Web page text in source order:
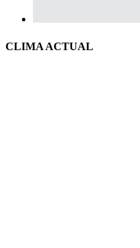
CLIMA ACTUAL